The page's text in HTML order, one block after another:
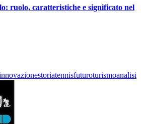
ruolo, caratteristiche e significato nel
storiatennisfuturoturismoanalisi